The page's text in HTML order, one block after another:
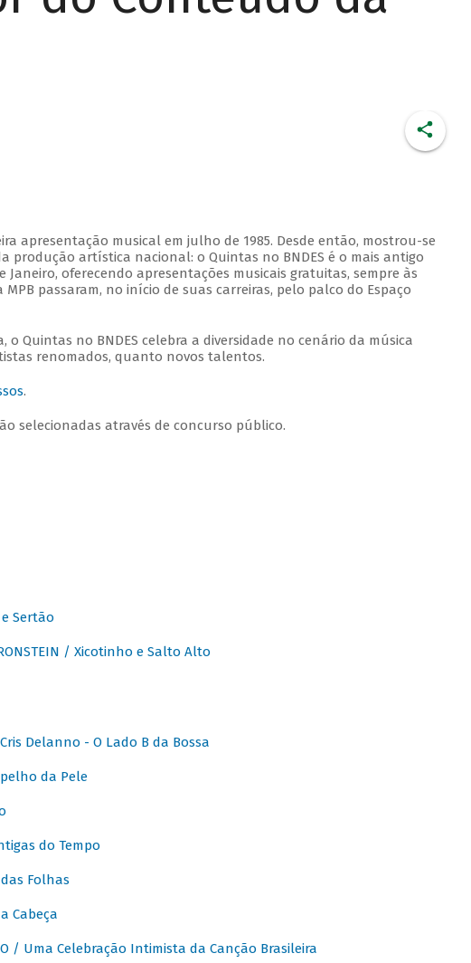
apresentação musical em julho de 1985. Desde então, mostrou-se
produção artística nacional: o Quintas no BNDES é o mais antigo
oferecendo apresentações musicais gratuitas, sempre às
passaram, no início de suas carreiras, pelo palco do Espaço
o Quintas no BNDES celebra a diversidade no cenário da música
renomados, quanto novos talentos.
.
selecionadas através de concurso público.
e Sertão
/ Xicotinho e Salto Alto
Cris Delanno - O Lado B da Bossa
da Pele
do Tempo
Folhas
Cabeça
/ Uma Celebração Intimista da Canção Brasileira